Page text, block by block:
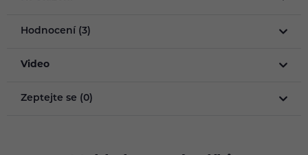
Hodnocení (3)
Video
Zeptejte se (0)